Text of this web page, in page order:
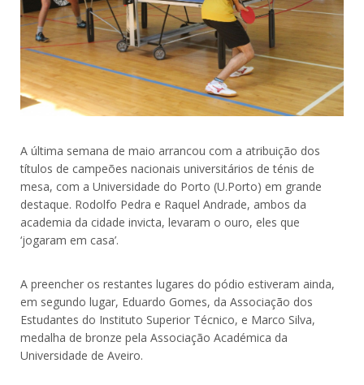
A última semana de maio arrancou com a atribuição dos
títulos de campeões nacionais universitários de ténis de
mesa, com a Universidade do Porto (U.Porto) em grande
destaque. Rodolfo Pedra e Raquel Andrade, ambos da
academia da cidade invicta, levaram o ouro, eles que
‘jogaram em casa’.
A preencher os restantes lugares do pódio estiveram ainda,
em segundo lugar, Eduardo Gomes, da Associação dos
Estudantes do Instituto Superior Técnico, e Marco Silva,
medalha de bronze pela Associação Académica da
Universidade de Aveiro.